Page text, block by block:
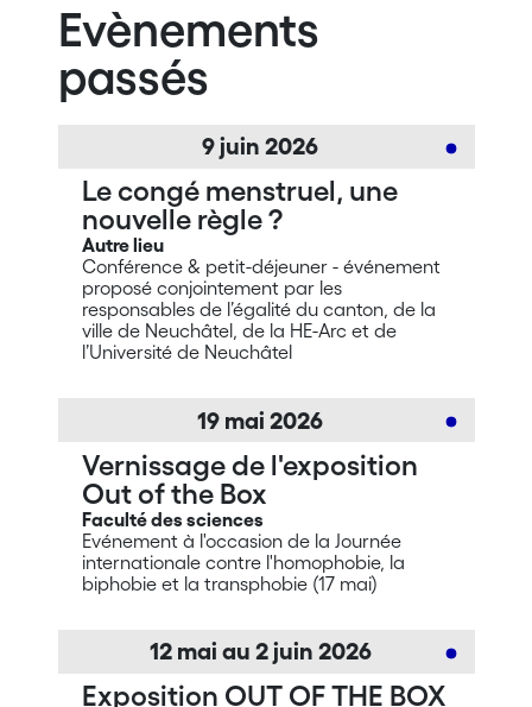
Evènements
passés
9juin 2026
Le congé menstruel, une
nouvelle règle ?
Autre lieu
Conférence & petit-déjeuner - événement
proposé conjointement par les
responsables de l’égalité du canton, de la
ville de Neuchâtel, de la HE-Arc et de
l’Université de Neuchâtel
19 mai 2026
Vernissage de l'exposition
Out of the Box
Faculté des sciences
Evénement à l'occasion de la Journée
internationale contre l'homophobie, la
biphobie et la transphobie (17 mai)
12 mai au 2juin 2026
Exposition OUT OF THE BOX